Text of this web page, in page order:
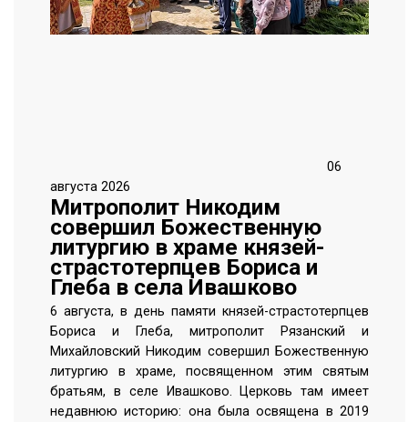
06
августа 2026
Митрополит Никодим
совершил Божественную
литургию в храме князей-
страстотерпцев Бориса и
Глеба в села Ивашково
6 августа, в день памяти князей-страстотерпцев
Бориса и Глеба, митрополит Рязанский и
Михайловский Никодим совершил Божественную
литургию в храме, посвященном этим святым
братьям, в селе Ивашково. Церковь там имеет
недавнюю историю: она была освящена в 2019